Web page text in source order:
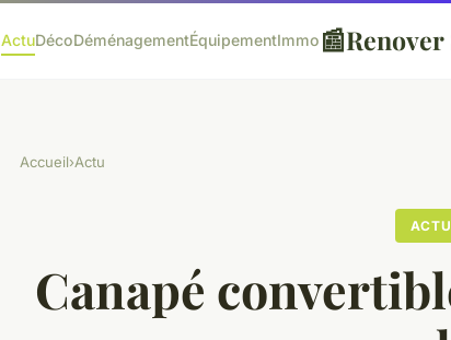
ActuDécoDéménagementÉquipementImmo 📰
Accueil›Actu
ACTU
Canapé